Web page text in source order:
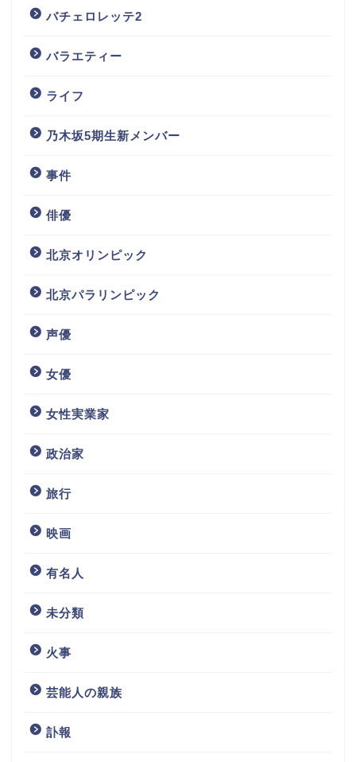
バチェロレッテ2
バラエティー
ライフ
乃木坂5期生新メンバー
事件
俳優
北京オリンピック
北京パラリンピック
声優
女優
女性実業家
政治家
旅行
映画
有名人
未分類
火事
芸能人の親族
訃報